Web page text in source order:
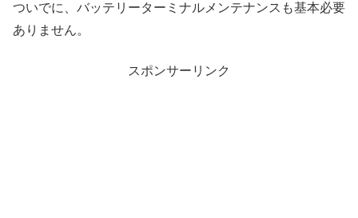
ついでに、バッテリーターミナルメンテナンスも基本必要
ありません。
スポンサーリンク